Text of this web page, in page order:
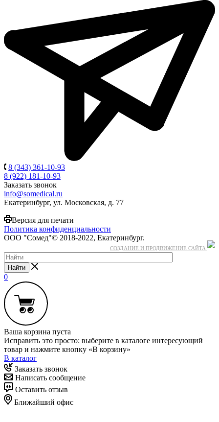
8 (343) 361-10-93
8 (922) 181-10-93
Заказать звонок
info@somedical.ru
Екатеринбург, ул. Московская, д. 77
Версия для печати
Политика конфиденциальности
ООО "Сомед"© 2018-2022, Екатеринбург.
СОЗДАНИЕ И ПРОДВИЖЕНИЕ САЙТА
Найти
0
Ваша корзина пуста
Исправить это просто: выберите в каталоге интересующий
товар и нажмите кнопку «В корзину»
В каталог
Заказать звонок
Написать сообщение
Оставить отзыв
Ближайший офис